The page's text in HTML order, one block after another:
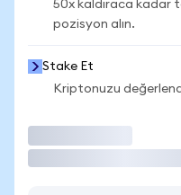
50x kaldıraca kadar
pozisyon alın.
Stake Et
Kriptonuzu